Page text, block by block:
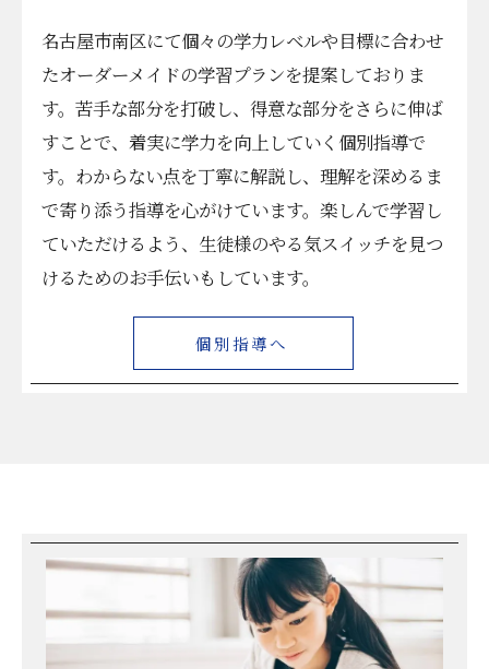
名古屋市南区にて個々の学力レベルや目標に合わせ
たオーダーメイドの学習プランを提案しておりま
す。苦手な部分を打破し、得意な部分をさらに伸ば
すことで、着実に学力を向上していく個別指導で
す。わからない点を丁寧に解説し、理解を深めるま
で寄り添う指導を心がけています。楽しんで学習し
ていただけるよう、生徒様のやる気スイッチを見つ
けるためのお手伝いもしています。
個別指導へ